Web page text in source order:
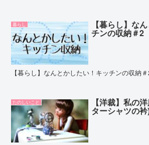
暮らし 【暮らし】な
チンの収納＃2
【暮らし】なんとかしたい！キッチンの収納
たのしいこと 【洋裁】私の
ターシャツの